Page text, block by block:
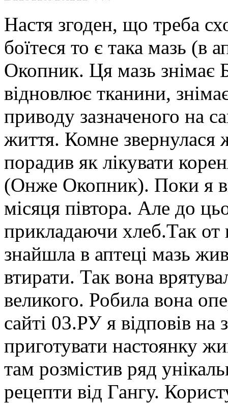
Настя згоден, що треба
боїтеся то є така мазь (в
Окопник. Ця мазь знімає
відновлює тканини,
приводу зазначеного на
життя. Комне
порадив як лікувати
(Онже Окопник). Поки я
місяця півтора. Але до
прикладаючи хлеб.Так от
знайшла в аптеці мазь
втирати. Так вона
великого. Робила вона
сайті 03.РУ я відповів
приготувати настоянку
там розмістив ряд
рецепти від Гангу.